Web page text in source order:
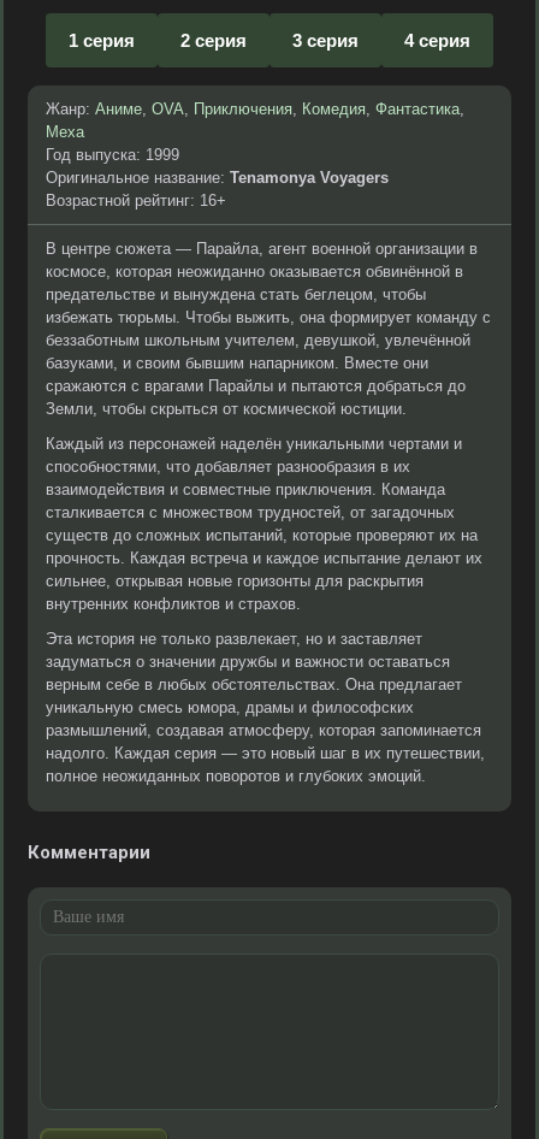
1 серия 2 серия 3 серия 4 серия
Жанр: Аниме, OVA, Приключения, Комедия, Фантастика,
Меха
Год выпуска: 1999
Оригинальное название: Tenamonya Voyagers
Возрастной рейтинг: 16+
В центре сюжета — Парайла, агент военной организации в
космосе, которая неожиданно оказывается обвинённой в
предательстве и вынуждена стать беглецом, чтобы
избежать тюрьмы. Чтобы выжить, она формирует команду с
беззаботным школьным учителем, девушкой, увлечённой
базуками, и своим бывшим напарником. Вместе они
сражаются с врагами Парайлы и пытаются добраться до
Земли, чтобы скрыться от космической юстиции.
Каждый из персонажей наделён уникальными чертами и
способностями, что добавляет разнообразия в их
взаимодействия и совместные приключения. Команда
сталкивается с множеством трудностей, от загадочных
существ до сложных испытаний, которые проверяют их на
прочность. Каждая встреча и каждое испытание делают их
сильнее, открывая новые горизонты для раскрытия
внутренних конфликтов и страхов.
Эта история не только развлекает, но и заставляет
задуматься о значении дружбы и важности оставаться
верным себе в любых обстоятельствах. Она предлагает
уникальную смесь юмора, драмы и философских
размышлений, создавая атмосферу, которая запоминается
надолго. Каждая серия — это новый шаг в их путешествии,
полное неожиданных поворотов и глубоких эмоций.
Комментарии